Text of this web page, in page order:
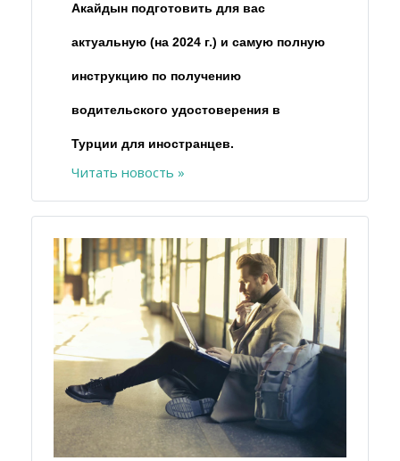
Акайдын подготовить для вас
актуальную (на 2024 г.) и самую полную
инструкцию по получению
водительского удостоверения в
Турции для иностранцев.
Читать новость »